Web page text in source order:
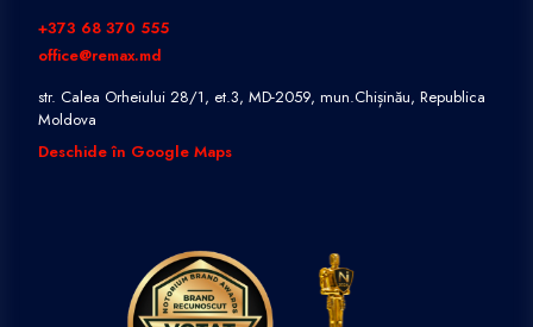
+373 68 370 555
office@remax.md
str. Calea Orheiului 28/1, et.3, MD-2059, mun.Chișinău, Republica
Moldova
Deschide în Google Maps